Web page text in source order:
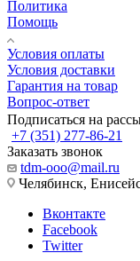
Политика
Помощь
Условия оплаты
Условия доставки
Гарантия на товар
Вопрос-ответ
Подписаться на
+7 (351) 277-86-21
Заказать звонок
tdm-ooo@mail.ru
Челябинск,
Вконтакте
Facebook
Twitter